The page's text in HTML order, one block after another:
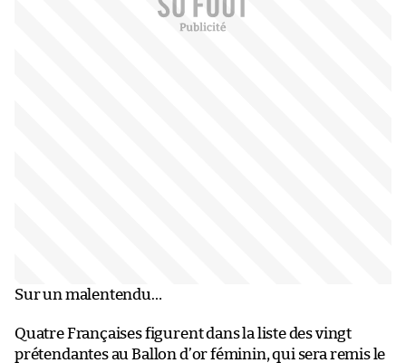
Sur un malentendu…
Quatre Françaises figurent dans la liste des vingt
prétendantes au Ballon d’or féminin, qui sera remis le